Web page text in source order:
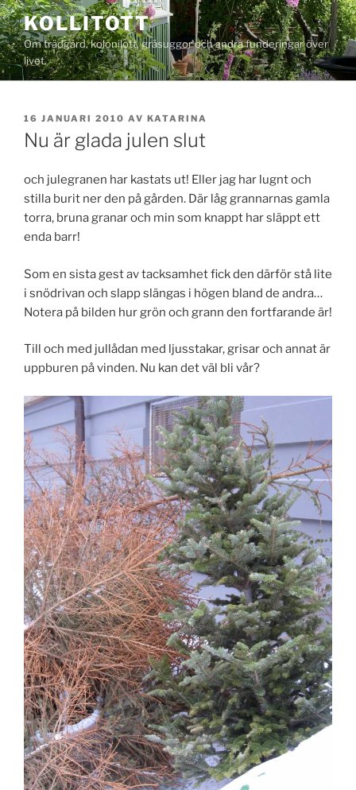
Hoppa
till
innehåll
KOLLITOTT
Om trädgård, kolonilott, gråsuggor och andra funderingar över
livet.
PUBLICERAT
16 JANUARI 2010 AV KATARINA
Nu är glada julen slut
och julegranen har kastats ut! Eller jag har lugnt och
stilla burit ner den på gården. Där låg grannarnas gamla
torra, bruna granar och min som knappt har släppt ett
enda barr!
Som en sista gest av tacksamhet fick den därför stå lite
i snödrivan och slapp slängas i högen bland de andra…
Notera på bilden hur grön och grann den fortfarande är!
Till och med jullådan med ljusstakar, grisar och annat är
uppburen på vinden. Nu kan det väl bli vår?